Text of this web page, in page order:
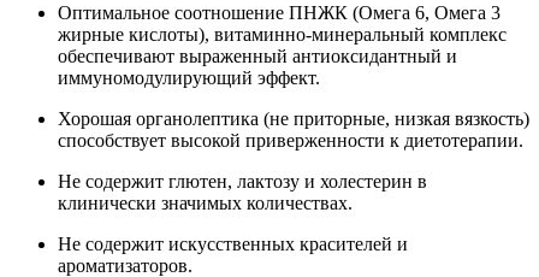
Оптимальное соотношение ПНЖК (Омега 6, Омега 3
жирные кислоты), витаминно-минеральный комплекс
обеспечивают выраженный антиоксидантный и
иммуномодулирующий эффект.
Хорошая органолептика (не приторные, низкая вязкость)
способствует высокой приверженности к диетотерапии.
Не содержит глютен, лактозу и холестерин в
клинически значимых количествах.
Не содержит искусственных красителей и
ароматизаторов.